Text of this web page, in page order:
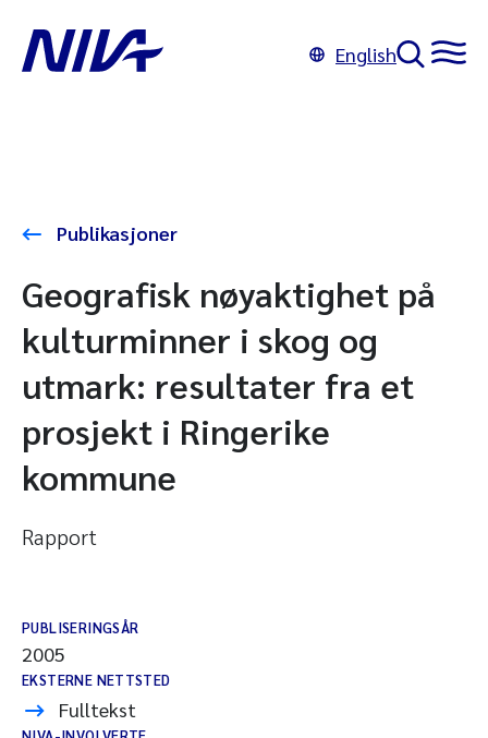
English
Publikasjoner
Geografisk nøyaktighet på
kulturminner i skog og
utmark: resultater fra et
prosjekt i Ringerike
kommune
Rapport
PUBLISERINGSÅR
2005
EKSTERNE NETTSTED
Fulltekst